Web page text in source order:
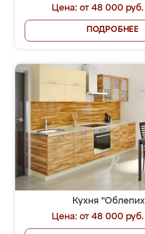
Цена: от 48 000 руб.
ПОДРОБНЕЕ
Кухня
Цена: от 48 000 руб.